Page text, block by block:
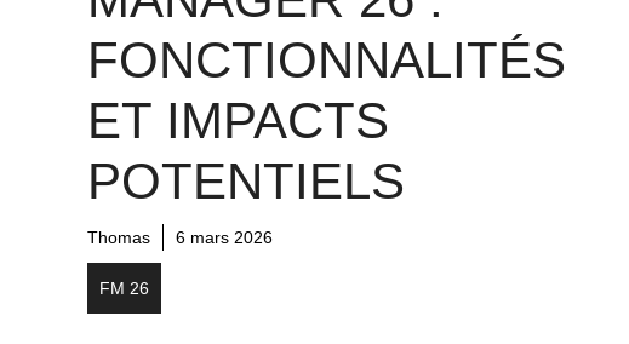
FONCTIONNALITÉS
ET IMPACTS
POTENTIELS
Thomas 6 mars 2026
FM 26